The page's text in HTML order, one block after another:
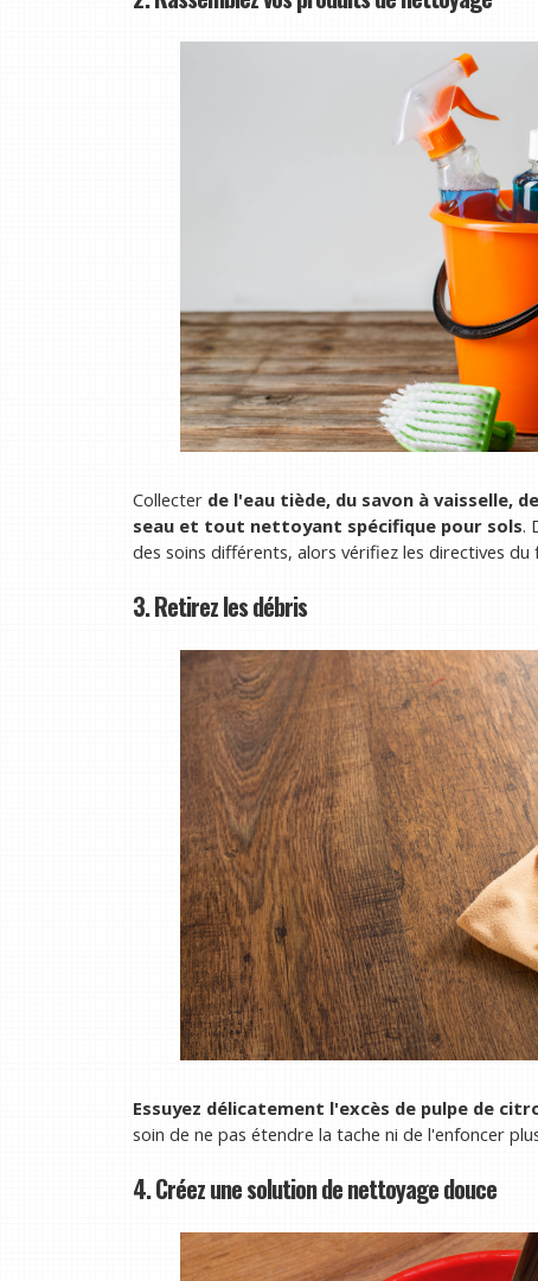
Collecter de l'eau tiède, du savon à vaisselle,
seau et tout nettoyant spécifique pour sols.
des soins différents, alors vérifiez les directives du
3. Retirez les débris
Essuyez délicatement l'excès de pulpe de
soin de ne pas étendre la tache ni de l'enfoncer
4. Créez une solution de nettoyage douce